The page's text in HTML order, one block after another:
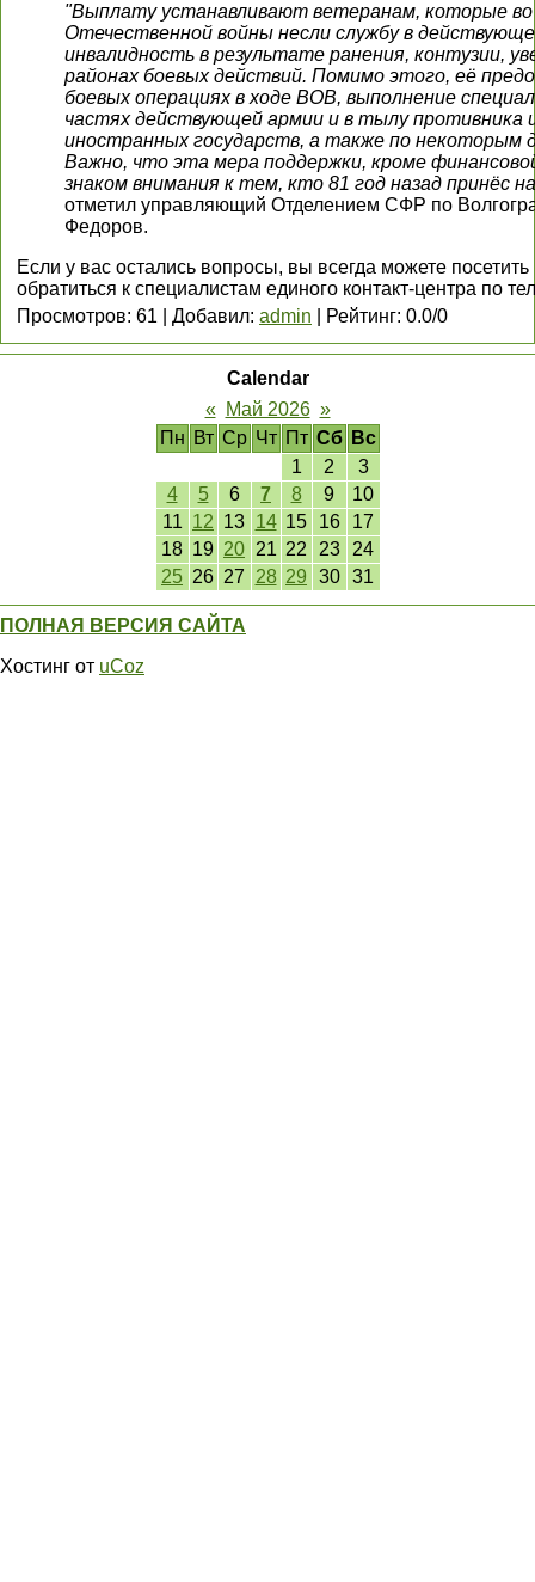
"Выплату устанавливают ветеранам, которые во
Отечественной войны несли службу в
инвалидность в результате ранения, контузии,
районах боевых действий. Помимо этого, её
боевых операциях в ходе ВОВ, выполнение
частях действующей армии и в тылу противника
иностранных государств, а также по некоторым
Важно, что эта мера поддержки, кроме
знаком внимания к тем, кто 81 год назад принёс
отметил управляющий Отделением СФР по
Федоров.
Если у вас остались вопросы, вы всегда можете
обратиться к специалистам единого контакт-центра по
Просмотров: 61 Добавил: admin Рейтинг: 0.0/0
Calendar
«
Май 2026 »
Пн Вт Ср Чт Пт Сб
Вс
1
2
3
4
5 6 7 8 9
10
11 12 13 14 15 16
17
18 19 20 21 22 23
24
25 26 27 28 29 30 31
ПОЛНАЯ ВЕРСИЯ САЙТА
Хостинг от uCoz